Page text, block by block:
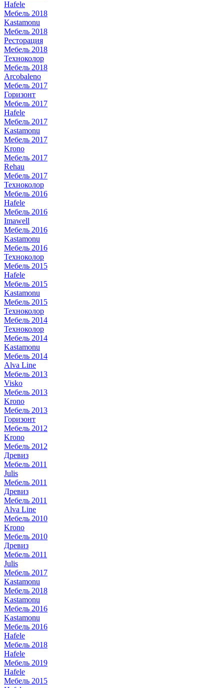
Hafele
Мебель 2018
Kastamonu
Мебель 2018
Ресторация
Мебель 2018
Техноколор
Мебель 2018
Arcobaleno
Мебель 2017
Горизонт
Мебель 2017
Hafele
Мебель 2017
Kastamonu
Мебель 2017
Krono
Мебель 2017
Rehau
Мебель 2017
Техноколор
Мебель 2016
Hafele
Мебель 2016
Imawell
Мебель 2016
Kastamonu
Мебель 2016
Техноколор
Мебель 2015
Hafele
Мебель 2015
Kastamonu
Мебель 2015
Техноколор
Мебель 2014
Техноколор
Мебель 2014
Kastamonu
Мебель 2014
Alva Line
Мебель 2013
Visko
Мебель 2013
Krono
Мебель 2013
Горизонт
Мебель 2012
Krono
Мебель 2012
Древиз
Мебель 2011
Julis
Мебель 2011
Древиз
Мебель 2011
Alva Line
Мебель 2010
Krono
Мебель 2010
Древиз
Мебель 2011
Julis
Мебель 2017
Kastamonu
Мебель 2018
Kastamonu
Мебель 2016
Kastamonu
Мебель 2016
Hafele
Мебель 2018
Hafele
Мебель 2019
Hafele
Мебель 2015